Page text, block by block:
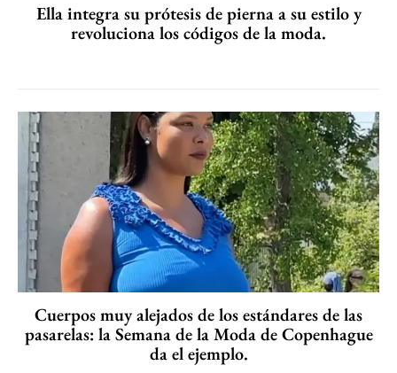
Ella integra su prótesis de pierna a su estilo y
revoluciona los códigos de la moda.
Cuerpos muy alejados de los estándares de las
pasarelas: la Semana de la Moda de Copenhague
da el ejemplo.